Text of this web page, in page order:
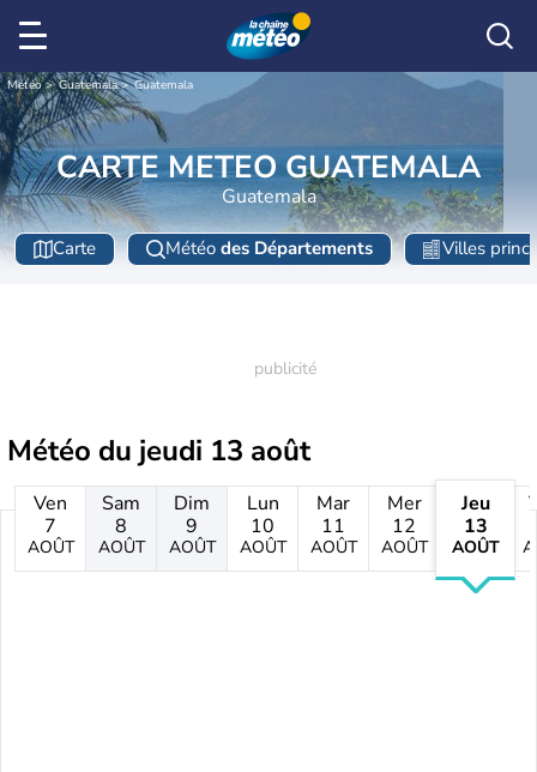
Météo Guatemala Guatemala
CARTE METEO GUATEMALA
Guatemala
Carte Météo des Départements Villes
Météo du jeudi 13 août
Ven
7
AOÛT
Sam
8
AOÛT
Dim
9
AOÛT
Lun
10
AOÛT
Mar
11
AOÛT
Mer
12
AOÛT
Jeu
13
AOÛT